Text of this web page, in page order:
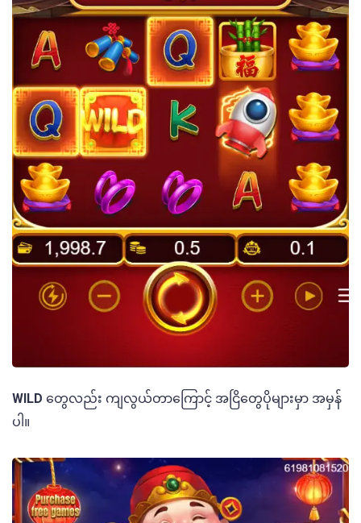
WILD တွေလည်း ကျလွယ်တာကြောင့် အငြိတွေပိုများမှာ အမှန်
ပါ။